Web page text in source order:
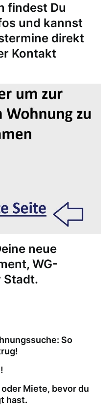
findest Du
und kannst
direkt
Kontakt
neue
WG-
Stadt.
So
Miete, bevor du
hast.